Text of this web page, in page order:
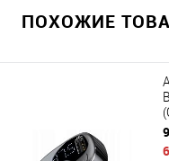
ПОХОЖИЕ